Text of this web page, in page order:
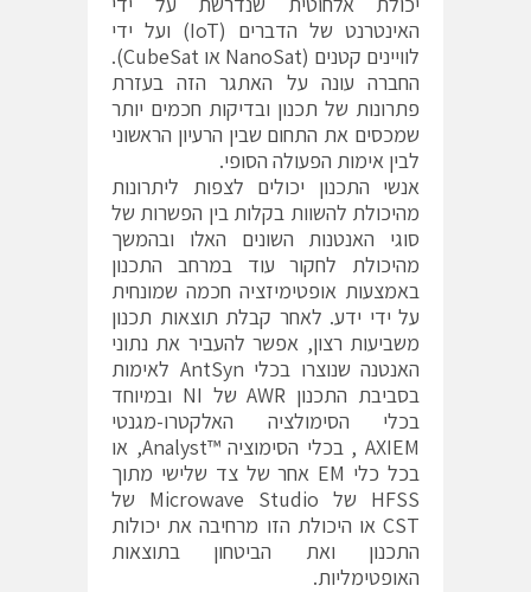
האינטרנט של הדברים (IoT) ועל ידי
לוויינים קטנים (NanoSat או CubeSat).
החברה עונה על האתגר הזה בעזרת
פתרונות של תכנון ובדיקות חכמים יותר
שמכסים את התחום שבין הרעיון הראשוני
לבין אימות הפעולה הסופי.
אנשי התכנון יכולים לצפות ליתרונות
מהיכולת להשוות בקלות בין הפשרות של
סוגי האנטנות השונים האלו ובהמשך
מהיכולת לחקור עוד במרחב התכנון
באמצעות אופטימיזציה חכמה שמונחית
על ידי ידע. לאחר קבלת תוצאות תכנון
משביעות רצון, אפשר להעביר את נתוני
האנטנה שנוצרו בכלי AntSyn לאימות
בסביבת התכנון AWR של NI ובמיוחד
בכלי הסימולציה האלקטרו-מגנטי
AXIEM , בכלי הסימוציה ™Analyst, או
בכל כלי EM אחר של צד שלישי מתוך
HFSS של Microwave Studio של
CST או היכולת הזו מרחיבה את יכולות
התכנון ואת הביטחון בתוצאות
האופטימליות.